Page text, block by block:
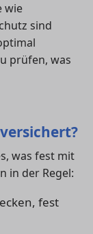
wie
sind
prüfen, was
was fest mit
in der Regel:
fest